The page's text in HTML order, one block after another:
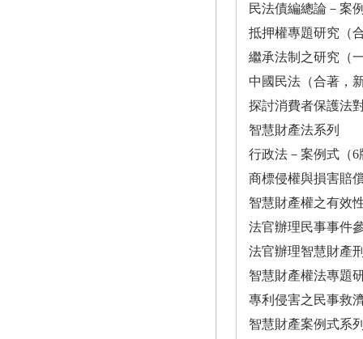
民法債編總論－案
抵押權專題研究（
繼承法制之研究（
中國民法（合著，
探討消費者保護法
智慧財產法系列
行政法－案例式（6
商標侵權與損害賠
智慧財產權之有效
法官辦理民事事件
法官辦理智慧財產
智慧財產權法專題
專利侵害之民事救
智慧財產案例式系